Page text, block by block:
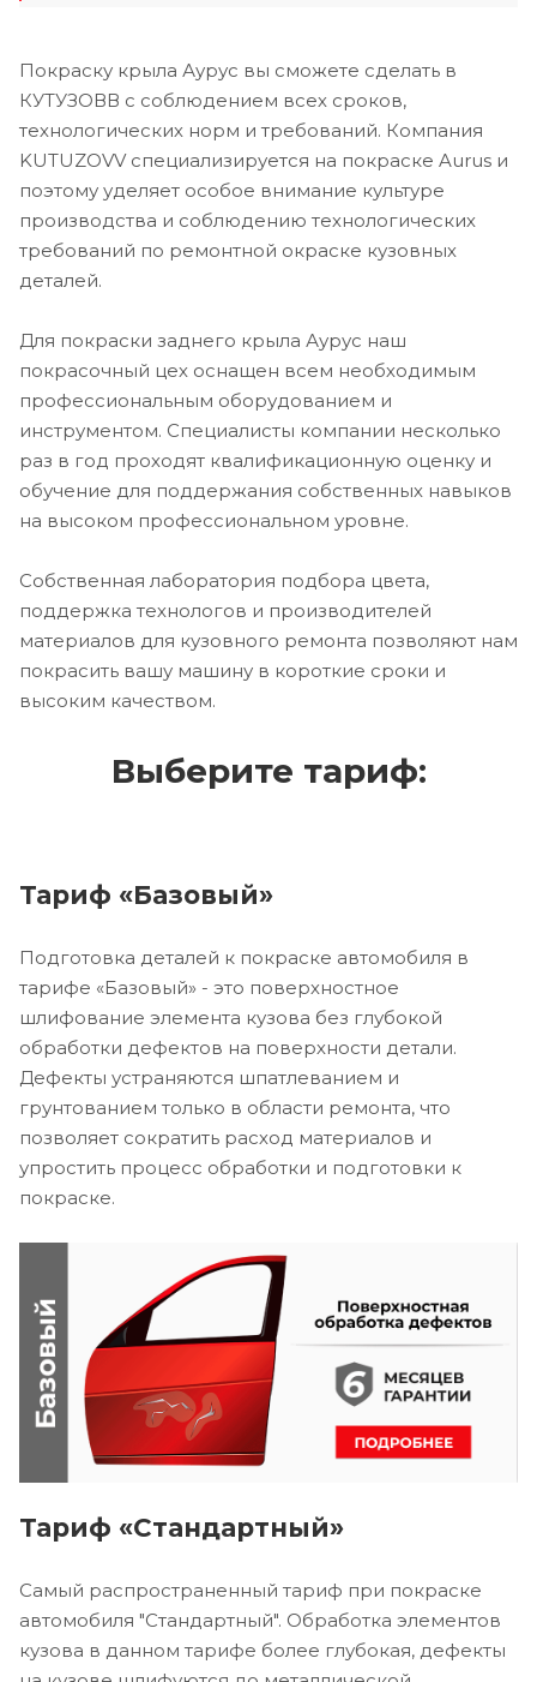
Покраску крыла Аурус вы сможете сделать в
КУТУЗОВВ с соблюдением всех сроков,
технологических норм и требований. Компания
KUTUZOVV специализируется на покраске Aurus и
поэтому уделяет особое внимание культуре
производства и соблюдению технологических
требований по ремонтной окраске кузовных
деталей.
Для покраски заднего крыла Аурус наш
покрасочный цех оснащен всем необходимым
профессиональным оборудованием и
инструментом. Специалисты компании несколько
раз в год проходят квалификационную оценку и
обучение для поддержания собственных навыков
на высоком профессиональном уровне.
Собственная лаборатория подбора цвета,
поддержка технологов и производителей
материалов для кузовного ремонта позволяют нам
покрасить вашу машину в короткие сроки и
высоким качеством.
Выберите тариф:
Тариф «Базовый»
Подготовка деталей к покраске автомобиля в
тарифе «Базовый» - это поверхностное
шлифование элемента кузова без глубокой
обработки дефектов на поверхности детали.
Дефекты устраняются шпатлеванием и
грунтованием только в области ремонта, что
позволяет сократить расход материалов и
упростить процесс обработки и подготовки к
покраске.
Тариф «Стандартный»
Самый распространенный тариф при покраске
автомобиля "Стандартный". Обработка элементов
кузова в данном тарифе более глубокая, дефекты